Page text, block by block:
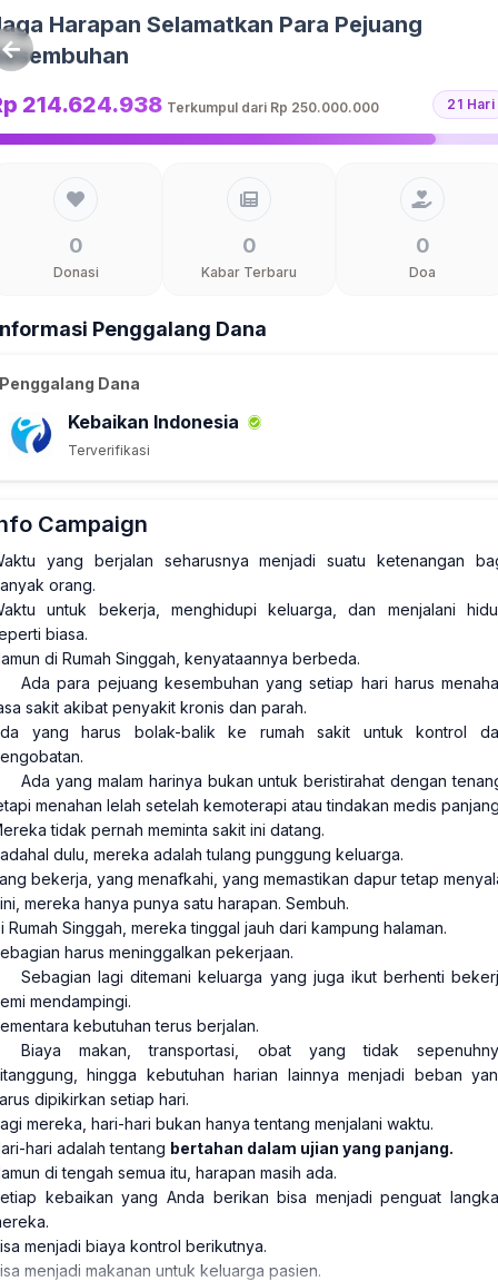
Harapan Selamatkan Para Pejuang
214.624.938 Terkumpul dari Rp 250.000.000 21 Hari
0
Donasi
0
Kabar Terbaru
0
Doa
Penggalang Dana
Penggalang Dana
Kebaikan Indonesia
Terverifikasi
Campaign
yang berjalan seharusnya menjadi suatu ketenangan
orang.
untuk bekerja, menghidupi keluarga, dan menjalani
biasa.
di Rumah Singgah, kenyataannya berbeda.
Ada para pejuang kesembuhan yang setiap hari harus
sakit akibat penyakit kronis dan parah.
yang harus bolak-balik ke rumah sakit untuk kontrol
Ada yang malam harinya bukan untuk beristirahat dengan
menahan lelah setelah kemoterapi atau tindakan medis
tidak pernah meminta sakit ini datang.
dulu, mereka adalah tulang punggung keluarga.
bekerja, yang menafkahi, yang memastikan dapur tetap
mereka hanya punya satu harapan. Sembuh.
Rumah Singgah, mereka tinggal jauh dari kampung halaman.
harus meninggalkan pekerjaan.
Sebagian lagi ditemani keluarga yang juga ikut berhenti
mendampingi.
kebutuhan terus berjalan.
Biaya makan, transportasi, obat yang tidak
hingga kebutuhan harian lainnya menjadi beban
dipikirkan setiap hari.
mereka, hari-hari bukan hanya tentang menjalani waktu.
hari adalah tentang bertahan dalam ujian yang panjang.
di tengah semua itu, harapan masih ada.
kebaikan yang Anda berikan bisa menjadi penguat
menjadi biaya kontrol berikutnya.
menjadi makanan untuk keluarga pasien.